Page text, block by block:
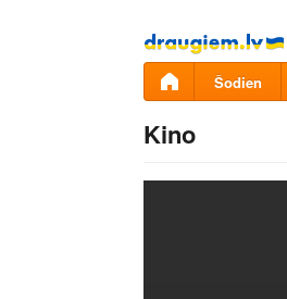
Pāriet
uz
saturu
Šodien
Kino